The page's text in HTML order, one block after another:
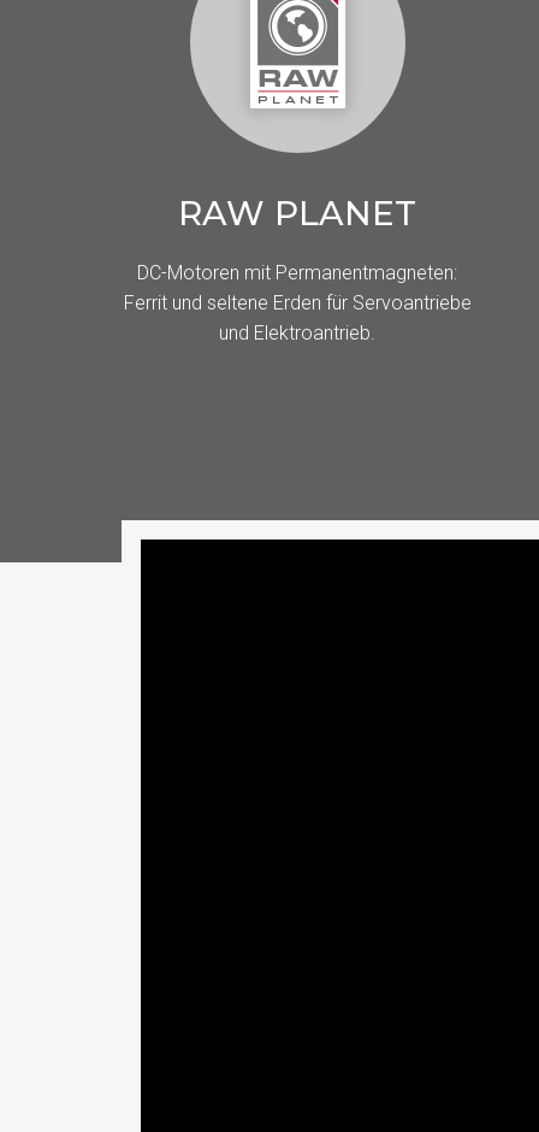
RAW PLANET
DC-Motoren mit Permanentmagneten:
Ferrit und seltene Erden für Servoantriebe
und Elektroantrieb.